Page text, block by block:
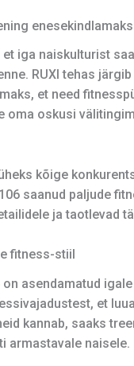
enesekindlamaks
iga naiskulturist
RUXI tehas
et need
oskusi
kõige
saanud paljude
ja taotlevad
fitness-stiil
asendamatud
et
kannab, saaks
armastavale naisele.